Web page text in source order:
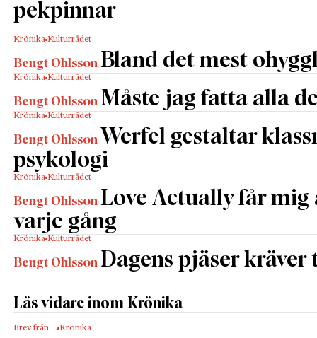
pekpinnar
Krönika Kulturrådet
Bengt Ohlsson Bland det mest
Krönika Kulturrådet
Bengt Ohlsson Måste jag fatta alla
Krönika Kulturrådet
Bengt Ohlsson Werfel gestaltar
psykologi
Krönika Kulturrådet
Bengt Ohlsson Love Actually får
varje gång
Krönika Kulturrådet
Bengt Ohlsson Dagens pjäser kräver
Läs vidare inom Krönika
Brev från … Krönika